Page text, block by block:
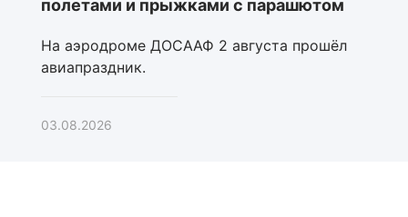
полетами и прыжками с парашютом
На аэродроме ДОСААФ 2 августа прошёл
авиапраздник.
03.08.2026